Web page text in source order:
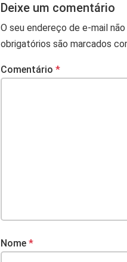
Deixe um comentário
O seu endereço de e-mail
obrigatórios são marcados
Comentário *
Nome *